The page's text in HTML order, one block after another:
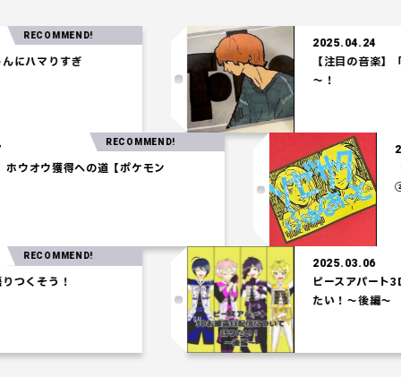
マりすぎ
2025.04.24
【注目の音楽】「
～！
パ】ホウオウ獲得への道【ポケモン
RECOMMEND!
そう！
2025.03.06
ピースアパート3Dお
たい！～後編～